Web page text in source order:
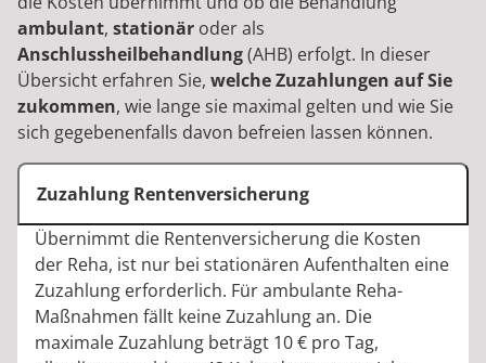
ambulant, stationär oder als
Anschlussheilbehandlung(AHB) erfolgt. In dieser
Übersicht erfahren Sie, welche Zuzahlungen auf Sie
zukommen, wie lange sie maximal gelten und wie Sie
sich gegebenenfalls davon befreien lassen können.
Zuzahlung Rentenversicherung
Übernimmt die Rentenversicherung die Kosten
der Reha, ist nur bei stationären Aufenthalten eine
Zuzahlung erforderlich. Für ambulante Reha-
Maßnahmen fällt keine Zuzahlung an. Die
maximale Zuzahlung beträgt 10 € pro Tag,